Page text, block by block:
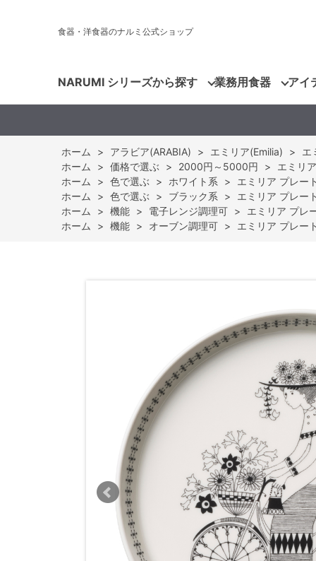
食器・洋食器のナルミ公式ショップ
NARUMI シリーズから探す 業務用食器 アイ
ホーム > アラビア(ARABIA) > エミリア(Emilia) >
エ
ホーム
> 価格で選ぶ > 2000円～5000円 >
エミリ
ホーム
> 色で選ぶ > ホワイト系 >
エミリア プレー
ホーム
> 色で選ぶ > ブラック系 >
エミリア プレー
ホーム
> 機能 > 電子レンジ調理可 >
エミリア プレ
ホーム
> 機能 > オーブン調理可 > エミリア プレー